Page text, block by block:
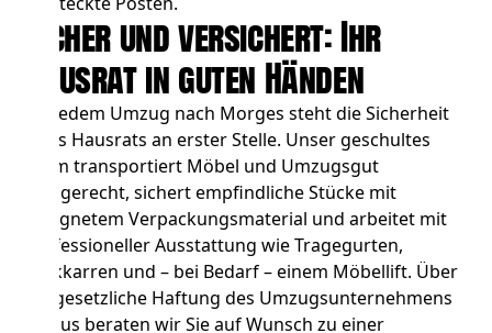
Sicher und versichert: Ihr
Hausrat in guten Händen
Bei jedem Umzug nach Morges steht die Sicherheit
Ihres Hausrats an erster Stelle. Unser geschultes
Team transportiert Möbel und Umzugsgut
fachgerecht, sichert empfindliche Stücke mit
geeignetem Verpackungsmaterial und arbeitet mit
professioneller Ausstattung wie Tragegurten,
Sackkarren und – bei Bedarf – einem Möbellift. Über
die gesetzliche Haftung des Umzugsunternehmens
hinaus beraten wir Sie auf Wunsch zu einer